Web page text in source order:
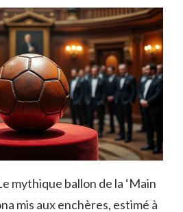
mythique ballon de la ‘Main
mis aux enchères, estimé à